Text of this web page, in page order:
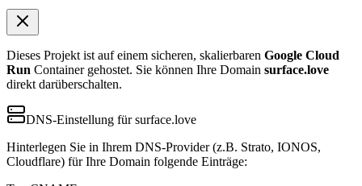
Dieses Projekt ist auf einem sicheren, skalierbaren Google Cloud
Run Container gehostet. Sie können Ihre Domain surface.love
direkt darüberschalten.
DNS-Einstellung für surface.love
Hinterlegen Sie in Ihrem DNS-Provider (z.B. Strato, IONOS,
Cloudflare) für Ihre Domain folgende Einträge: